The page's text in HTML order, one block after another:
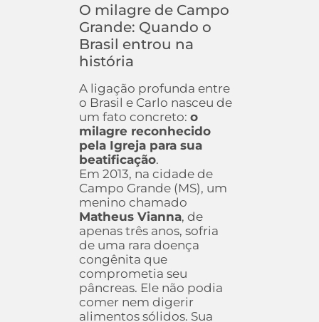
O milagre de Campo
Grande: Quando o
Brasil entrou na
história
A ligação profunda entre
o Brasil e Carlo nasceu de
um fato concreto: o
milagre reconhecido
pela Igreja para sua
beatificação.
Em 2013, na cidade de
Campo Grande (MS), um
menino chamado
Matheus Vianna, de
apenas três anos, sofria
de uma rara doença
congênita que
comprometia seu
pâncreas. Ele não podia
comer nem digerir
alimentos sólidos. Sua